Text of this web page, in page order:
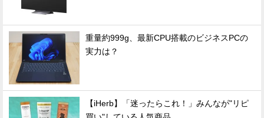
重量約999g、最新CPU搭載のビジネスPCの
実力は？
【iHerb】「迷ったらこれ！」みんなが"リピ